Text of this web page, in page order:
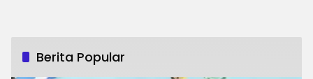
Berita Popular